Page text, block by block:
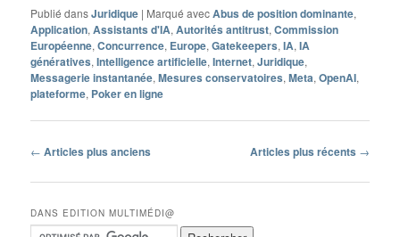
Publié dansJuridique | Marqué avecAbus de position dominante,
Application,Assistants d'IA,Autorités antitrust,Commission
Européenne,Concurrence, Europe,Gatekeepers,IA,IA
génératives,Intelligence artificielle,Internet,Juridique,
Messagerie instantanée,Mesures conservatoires,Meta,OpenAI,
plateforme, Poker en ligne
Navigation
articles
← Articles plus anciens Articles plus récents →
DANS EDITION MULTIMÉDI@